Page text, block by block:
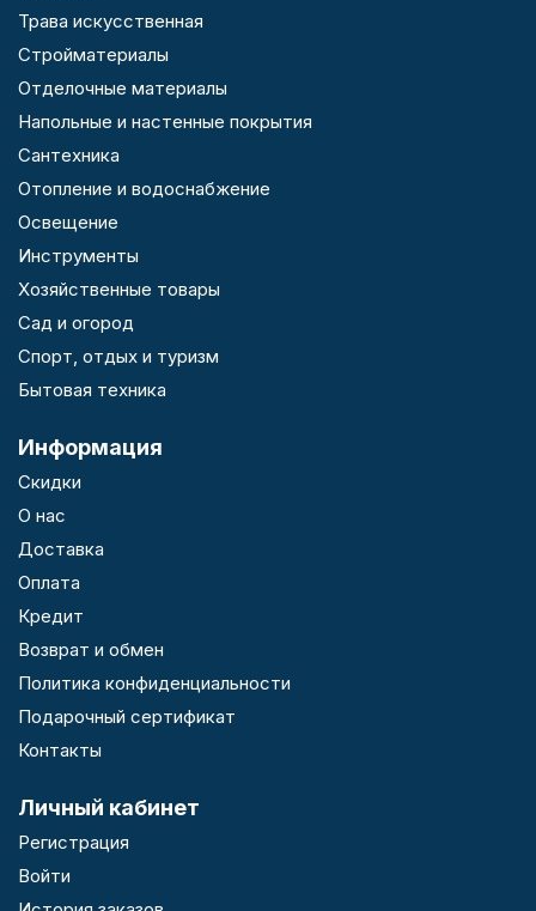
Трава искусственная
Стройматериалы
Отделочные материалы
Напольные и настенные покрытия
Сантехника
Отопление и водоснабжение
Освещение
Инструменты
Хозяйственные товары
Сад и огород
Спорт, отдых и туризм
Бытовая техника
Информация
Скидки
О нас
Доставка
Оплата
Кредит
Возврат и обмен
Политика конфиденциальности
Подарочный сертификат
Контакты
Личный кабинет
Регистрация
Войти